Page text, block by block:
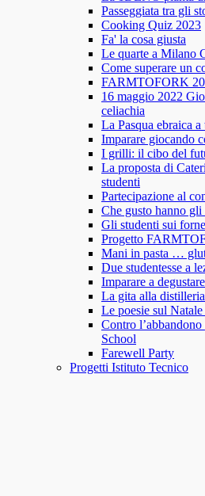
Passeggiata tra gli
Cooking Quiz 2023
Fa' la cosa giusta
Le quarte a Milano
Come superare un
FARMTOFORK
16 maggio 2022
celiachia
La Pasqua ebraica a
Imparare giocando
I grilli: il cibo del
La proposta di
studenti
Partecipazione al
Che gusto hanno
Gli studenti sui
Progetto
Mani in pasta …
Due studentesse a
Imparare a
La gita alla
Le poesie sul
Contro
School
Farewell Party
Progetti Istituto Tecnico